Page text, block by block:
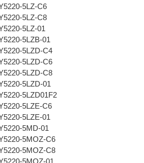
5LZ-C6
5LZ-C8
5LZ-01
5LZB-01
5LZD-C4
5LZD-C6
5LZD-C8
5LZD-01
5LZD01F2
5LZE-C6
5LZE-01
5MD-01
5MOZ-C6
5MOZ-C8
5MOZ-01